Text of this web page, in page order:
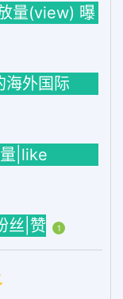
量(view) 曝
外国际
|like
丝|赞 1